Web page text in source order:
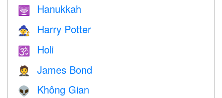
🕎 Hanukkah
🧙 Harry Potter
🕉 Holi
🤵 James Bond
👽 Không Gian